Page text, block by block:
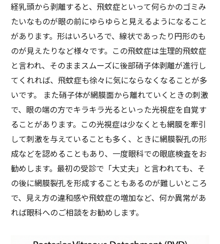
経乳頭から剥離すると、飛蚊症といって何らかのゴミみ
たいなものが眼の前にゆらゆらと見えるようになること
があります。形はいろいろで、線状であったり円形のも
のが見えたりなど様々です。この飛蚊症は生理的飛蚊症
と言われ、そのままスムーズに後部硝子体剥離が進行し
てくれれば、飛蚊症も徐々に気にならなくなることが多
いです。 また硝子体が網膜面から離れていくときの刺激
で、眼の端の方でキラキラ光るといった光視症を自覚す
ることがあります。この光視症は少なくとも網膜を牽引
して刺激を与えていることも多く、ときに網膜裂孔の形
成などを認めることもあり、一度眼科での眼底検査をお
勧めします。最初の受診で「大丈夫」と言われても、そ
の後に網膜裂孔を形成することもあるのが難しいところ
で、見え方の違和感や飛蚊症の増加など、何か異常があ
れば眼科へのご相談をお勧めします。